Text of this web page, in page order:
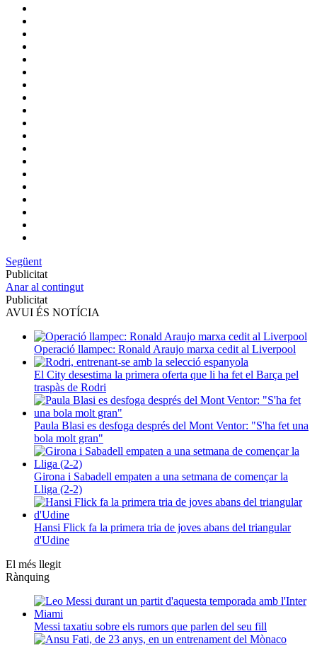
Següent
Publicitat
Anar al contingut
Publicitat
AVUI ÉS NOTÍCIA
Operació llampec: Ronald Araujo marxa cedit al Liverpool
El City desestima la primera oferta que li ha fet el Barça pel
traspàs de Rodri
Paula Blasi es desfoga després del Mont Ventor: "S'ha fet una
bola molt gran"
Girona i Sabadell empaten a una setmana de començar la
Lliga (2-2)
Hansi Flick fa la primera tria de joves abans del triangular
d'Udine
El més llegit
Rànquing
Messi taxatiu sobre els rumors que parlen del seu fill